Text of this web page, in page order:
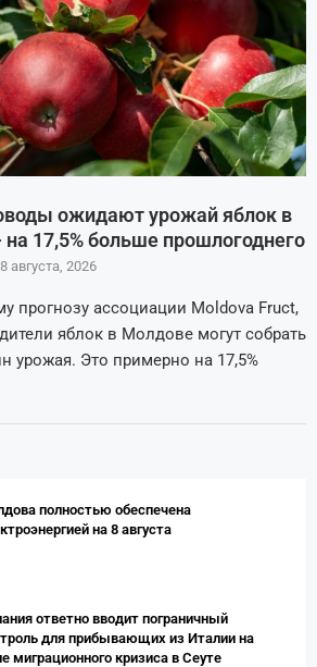
ожидают урожай яблок в
17,5% больше прошлогоднего
8 августа, 2026
прогнозу ассоциации Moldova Fruct,
яблок в Молдове могут собрать
урожая. Это примерно на 17,5%
полностью обеспечена
на 8 августа
ответно вводит пограничный
для прибывающих из Италии на
миграционного кризиса в Сеуте